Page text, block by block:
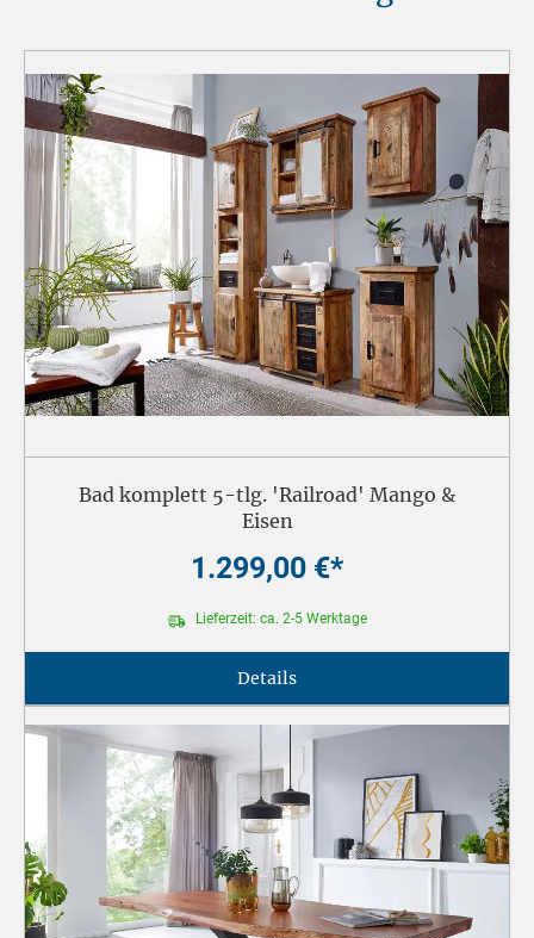
Bad komplett 5-tlg. 'Railroad' Mango &
Eisen
1.299,00 €*
Lieferzeit: ca. 2-5 Werktage
Details